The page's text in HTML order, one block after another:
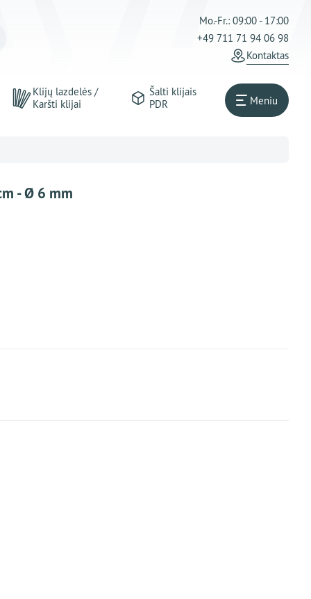
Mo.-Fr.: 09:00 - 17:00
+49 711 71 94 06 98
Kontaktas
Klijų lazdelės /
Karšti klijai
Šalti klijais
PDR
Meniu
- Ø 6 mm